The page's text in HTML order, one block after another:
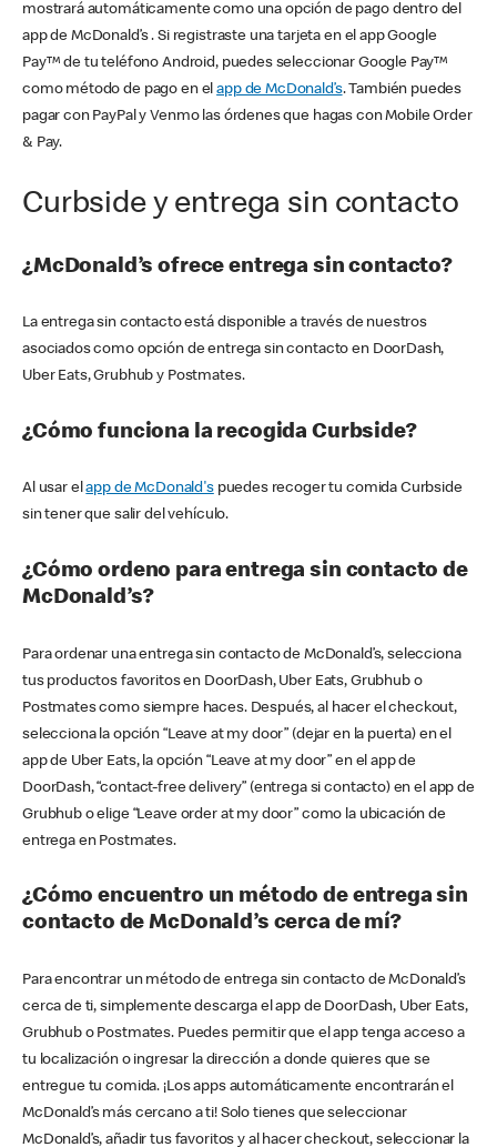
mostrará automáticamente como una opción de pago dentro del
app de McDonald’s . Si registraste una tarjeta en el app Google
Pay™ de tu teléfono Android, puedes seleccionar Google Pay™
como método de pago en elapp de McDonald’s. También puedes
pagar con PayPal y Venmo las órdenes que hagas con Mobile Order
& Pay.
Curbside y entrega sin contacto
¿McDonald’s ofrece entrega sin contacto?
La entrega sin contacto está disponible a través de nuestros
asociados como opción de entrega sin contacto en DoorDash,
Uber Eats, Grubhub y Postmates.
¿Cómo funciona la recogida Curbside?
Al usar elapp de McDonald'spuedes recoger tu comida Curbside
sin tener que salir del vehículo.
¿Cómo ordeno para entrega sin contacto de
McDonald’s?
Para ordenar una entrega sin contacto de McDonald’s, selecciona
tus productos favoritos en DoorDash, Uber Eats, Grubhub o
Postmates como siempre haces. Después, al hacer el checkout,
selecciona la opción “Leave at my door” (dejar en la puerta) en el
app de Uber Eats, la opción “Leave at my door” en el app de
DoorDash, “contact-free delivery” (entrega si contacto) en el app de
Grubhub o elige “Leave order at my door” como la ubicación de
entrega en Postmates.
¿Cómo encuentro un método de entrega sin
contacto de McDonald’s cerca de mí?
Para encontrar un método de entrega sin contacto de McDonald’s
cerca de ti, simplemente descarga el app de DoorDash, Uber Eats,
Grubhub o Postmates. Puedes permitir que el app tenga acceso a
tu localización o ingresar la dirección a donde quieres que se
entregue tu comida. ¡Los apps automáticamente encontrarán el
McDonald’s más cercano a ti! Solo tienes que seleccionar
McDonald’s, añadir tus favoritos y al hacer checkout, seleccionar la